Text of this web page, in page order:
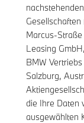
Marcus-
Leasing
BMW
Salzburg,
die Ihre Daten
ausgewählten